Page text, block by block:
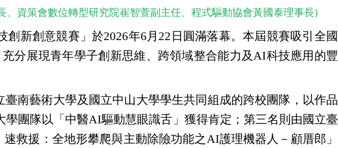
資策會數位轉型研究院崔智萱副主任、程式驅動協會黃國泰理事長)
新創意競賽」於2026年6月22日圓滿落幕。本屆競賽吸引全國
分展現青年學子創新思維、跨領域整合能力及AI科技應用的豐
南藝術大學及國立中山大學學生共同組成的跨校團隊，以作品
學團隊以「中醫AI驅動慧眼識舌」獲得肯定；第三名則由國立臺
救援：全地形攀爬與主動除險功能之AI護理機器人－顧厝郎」